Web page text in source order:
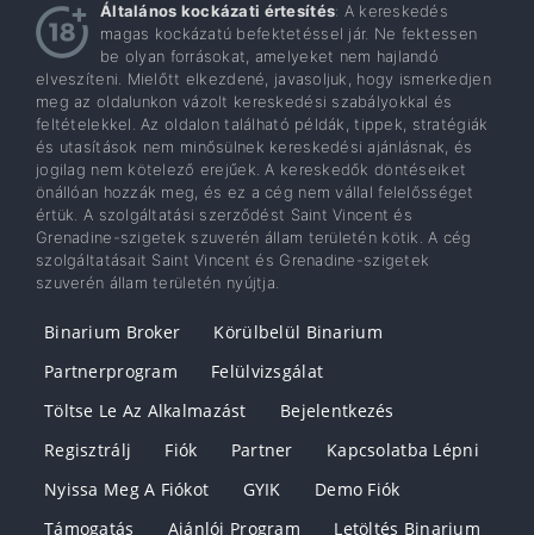
Általános kockázati értesítés: A kereskedés
magas kockázatú befektetéssel jár. Ne fektessen
be olyan forrásokat, amelyeket nem hajlandó
elveszíteni. Mielőtt elkezdené, javasoljuk, hogy ismerkedjen
meg az oldalunkon vázolt kereskedési szabályokkal és
feltételekkel. Az oldalon található példák, tippek, stratégiák
és utasítások nem minősülnek kereskedési ajánlásnak, és
jogilag nem kötelező erejűek. A kereskedők döntéseiket
önállóan hozzák meg, és ez a cég nem vállal felelősséget
értük. A szolgáltatási szerződést Saint Vincent és
Grenadine-szigetek szuverén állam területén kötik. A cég
szolgáltatásait Saint Vincent és Grenadine-szigetek
szuverén állam területén nyújtja.
Binarium Broker
Körülbelül Binarium
Partnerprogram
Felülvizsgálat
Töltse Le Az Alkalmazást
Bejelentkezés
Regisztrálj
Fiók Partner
Kapcsolatba Lépni
Nyissa Meg A Fiókot
GYIK
Demo Fiók
Támogatás
Ajánlói Program Letöltés Binarium